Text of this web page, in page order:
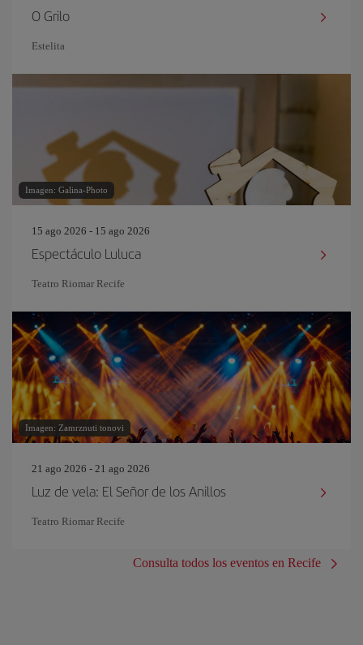
O Grilo
Estelita
Imagen: Galina-Photo
15 ago 2026 - 15 ago 2026
Espectáculo Luluca
Teatro Riomar Recife
Imagen: Zamrznuti tonovi
21 ago 2026 - 21 ago 2026
Luz de vela: El Señor de los Anillos
Teatro Riomar Recife
Consulta todos los eventos en Recife